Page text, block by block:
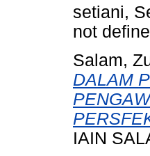
setiani,
not
Salam,
DALAM
IAIN